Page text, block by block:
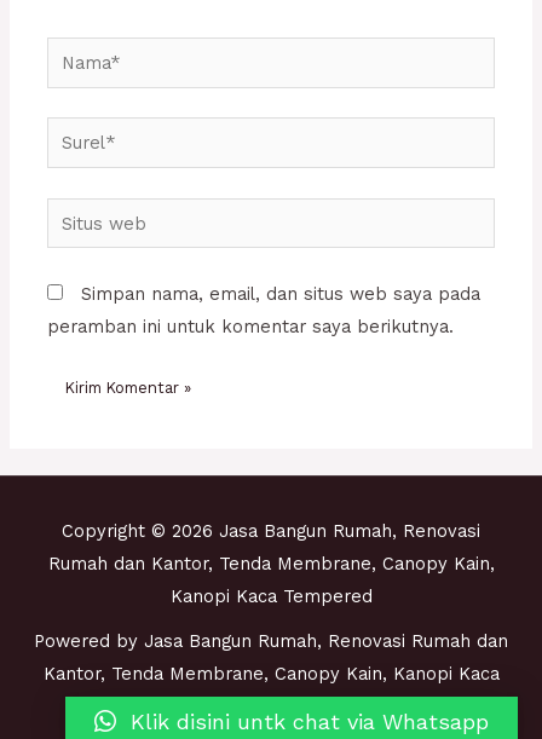
Nama*
Surel*
Situs
web
Simpan nama, email, dan situs web saya pada
peramban ini untuk komentar saya berikutnya.
Copyright © 2026 Jasa Bangun Rumah, Renovasi
Rumah dan Kantor, Tenda Membrane, Canopy Kain,
Kanopi Kaca Tempered
Powered by Jasa Bangun Rumah, Renovasi Rumah dan
Kantor, Tenda Membrane, Canopy Kain, Kanopi Kaca
Klik disini untk chat via Whatsapp